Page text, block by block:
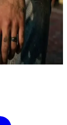
studio, waar
De gebruiker is
wat bij hem een
om hun